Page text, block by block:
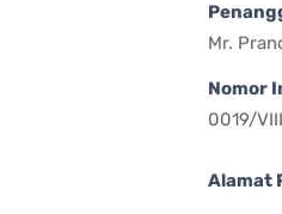
Mr.
Nomor
0019/
Alamat